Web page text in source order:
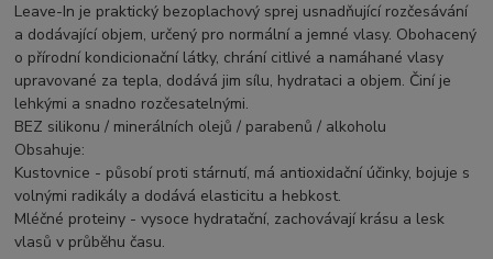
Leave-In je praktický bezoplachový sprej usnadňující rozčesávání
a dodávající objem, určený pro normální a jemné vlasy. Obohacený
o přírodní kondicionační látky, chrání citlivé a namáhané vlasy
upravované za tepla, dodává jim sílu, hydrataci a objem. Činí je
lehkými a snadno rozčesatelnými.
BEZ silikonu / minerálních olejů / parabenů / alkoholu
Obsahuje:
Kustovnice - působí proti stárnutí, má antioxidační účinky, bojuje s
volnými radikály a dodává elasticitu a hebkost.
Mléčné proteiny - vysoce hydratační, zachovávají krásu a lesk
vlasů v průběhu času.